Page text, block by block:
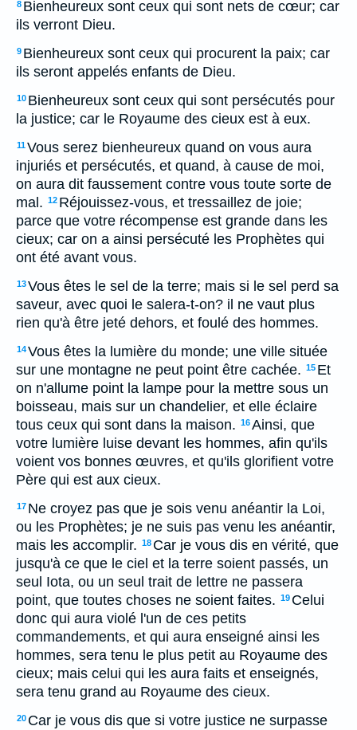
8 Bienheureux sont ceux qui sont nets de cœur; car
ils verront Dieu.
9 Bienheureux sont ceux qui procurent la paix; car
ils seront appelés enfants de Dieu.
10 Bienheureux sont ceux qui sont persécutés pour
la justice; car le Royaume des cieux est à eux.
11Vous serez bienheureux quand on vous aura
injuriés et persécutés, et quand, à cause de moi,
on aura dit faussement contre vous toute sorte de
mal. 12 Réjouissez-vous, et tressaillez de joie;
parce que votre récompense est grande dans les
cieux; car on a ainsi persécuté les Prophètes qui
ont été avant vous.
13Vous êtes le sel de la terre; mais si le sel perd sa
saveur, avec quoi le salera-t-on? il ne vaut plus
rien qu'à être jeté dehors, et foulé des hommes.
14Vous êtes la lumière du monde; une ville située
sur une montagne ne peut point être cachée. 15 Et
on n'allume point la lampe pour la mettre sous un
boisseau, mais sur un chandelier, et elle éclaire
tous ceux qui sont dans la maison. 16Ainsi, que
votre lumière luise devant les hommes, afin qu'ils
voient vos bonnes œuvres, et qu'ils glorifient votre
Père qui est aux cieux.
17 Ne croyez pas que je sois venu anéantir la Loi,
ou les Prophètes; je ne suis pas venu les anéantir,
mais les accomplir. 18 Car je vous dis en vérité, que
jusqu'à ce que le ciel et la terre soient passés, un
seul Iota, ou un seul trait de lettre ne passera
point, que toutes choses ne soient faites. 19 Celui
donc qui aura violé l'un de ces petits
commandements, et qui aura enseigné ainsi les
hommes, sera tenu le plus petit au Royaume des
cieux; mais celui qui les aura faits et enseignés,
sera tenu grand au Royaume des cieux.
20 Car je vous dis que si votre justice ne surpasse